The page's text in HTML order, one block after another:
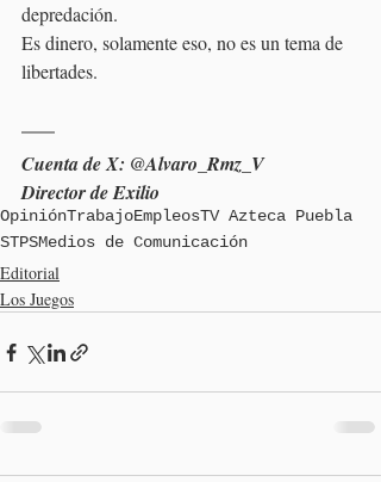
depredación.
Es dinero, solamente eso, no es un tema de
libertades.
Cuenta de X: @Alvaro_Rmz_V
Director de Exilio
OpiniónTrabajoEmpleosTV Azteca Puebla
STPSMedios de Comunicación
Editorial
Los Juegos